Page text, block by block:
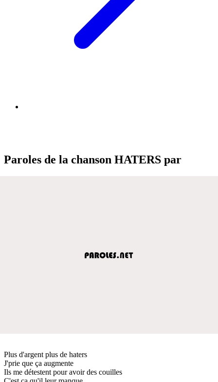
Paroles de la chanson HATERS par
Plus d'argent plus de haters
J'prie que ça augmente
Ils me détestent pour avoir des couilles